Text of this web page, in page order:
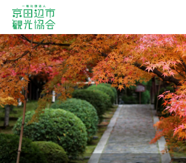
観光スポット
グルメ
ショッピング
宿泊・温泉